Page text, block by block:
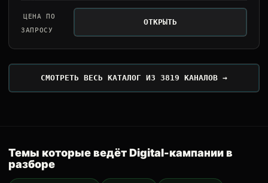
ЦЕНА ПО
ЗАПРОСУ
ОТКРЫТЬ
СМОТРЕТЬ ВЕСЬ КАТАЛОГ ИЗ 3819 КАНАЛОВ →
Темы которые ведёт Digital-кампании в
разборе